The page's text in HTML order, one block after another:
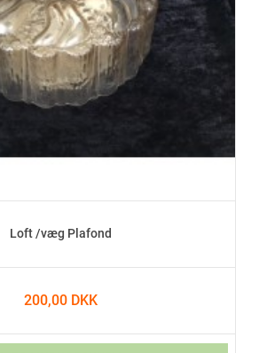
Loft /væg Plafond
200,00 DKK